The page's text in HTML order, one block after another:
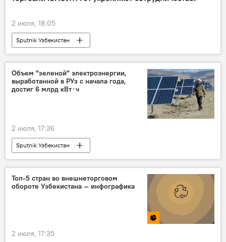
2 июля, 18:05
Sputnik Узбекистан
Объем "зеленой" электроэнергии,
выработанной в РУз с начала года,
достиг 6 млрд кВт⋅ч
2 июля, 17:36
Sputnik Узбекистан
Топ-5 стран во внешнеторговом
обороте Узбекистана — инфографика
2 июля, 17:35